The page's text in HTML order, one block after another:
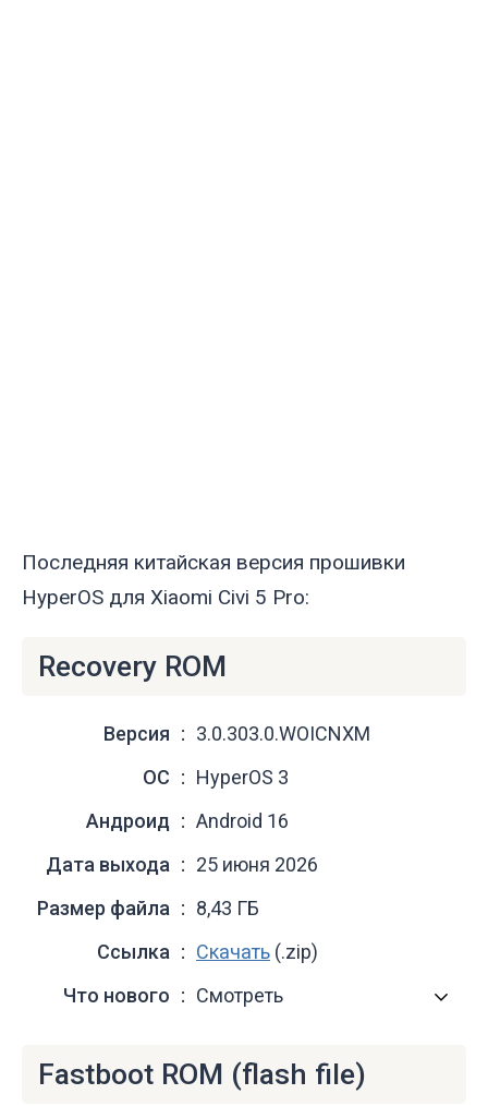
Последняя китайская версия прошивки
HyperOS для Xiaomi Civi 5 Pro:
Recovery ROM
Версия
3.0.303.0.WOICNXM
ОС
HyperOS 3
Андроид
Android 16
Дата выхода
25 июня 2026
Размер файла
8,43 ГБ
Ссылка
Скачать (.zip)
Что нового
Смотреть
Fastboot ROM (flash file)